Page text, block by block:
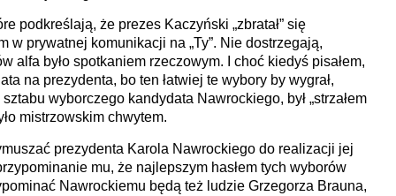
podkreślają, że prezes Kaczyński „zbratał” się
w prywatnej komunikacji na „Ty”. Nie dostrzegają,
alfa było spotkaniem rzeczowym. I choć kiedyś pisałem,
na prezydenta, bo ten łatwiej te wybory by wygrał,
wyborczego kandydata Nawrockiego, był „strzałem
mistrzowskim chwytem.
prezydenta Karola Nawrockiego do realizacji jej
mu, że najlepszym hasłem tych wyborów
Nawrockiemu będą też ludzie Grzegorza Brauna,